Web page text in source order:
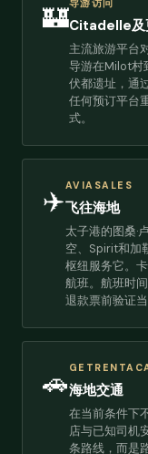
🏰导游访问
Citadelle及
主流旅游平台
导游在Milot村
伏都遗址，通
任何预订平台
式。
✈️AVIASALES
飞往海地
太子港的图桑·
空、Spirit和加
枢纽服务它。
航班。航班时
退款票前验证当
🚗海地交通
在当前条件下
店与已知司机
条路线，而是